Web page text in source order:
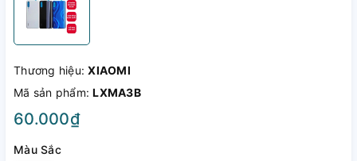
Thương hiệu:XIAOMI
Mã sản phẩm:LXMA3B
60.000₫
Màu Sắc